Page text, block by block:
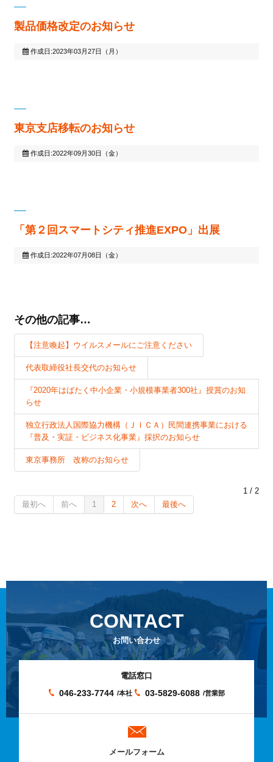
製品価格改定のお知らせ
作成日:2023年03月27日（月）
東京支店移転のお知らせ
作成日:2022年09月30日（金）
「第２回スマートシティ推進EXPO」出展
作成日:2022年07月08日（金）
その他の記事…
【注意喚起】ウイルスメールにご注意ください
代表取締役社長交代のお知らせ
『2020年はばたく中小企業・小規模事業者300社』授賞のお知
らせ
独立行政法人国際協力機構（ＪＩＣＡ）民間連携事業における
『普及・実証・ビジネス化事業』採択のお知らせ
東京事務所 改称のお知らせ
1 / 2
最初へ
前へ 1 2 次へ 最後へ
CONTACT
お問い合わせ
電話窓口
046-233-7744 /本社 03-5829-6088 /営業部
メールフォーム